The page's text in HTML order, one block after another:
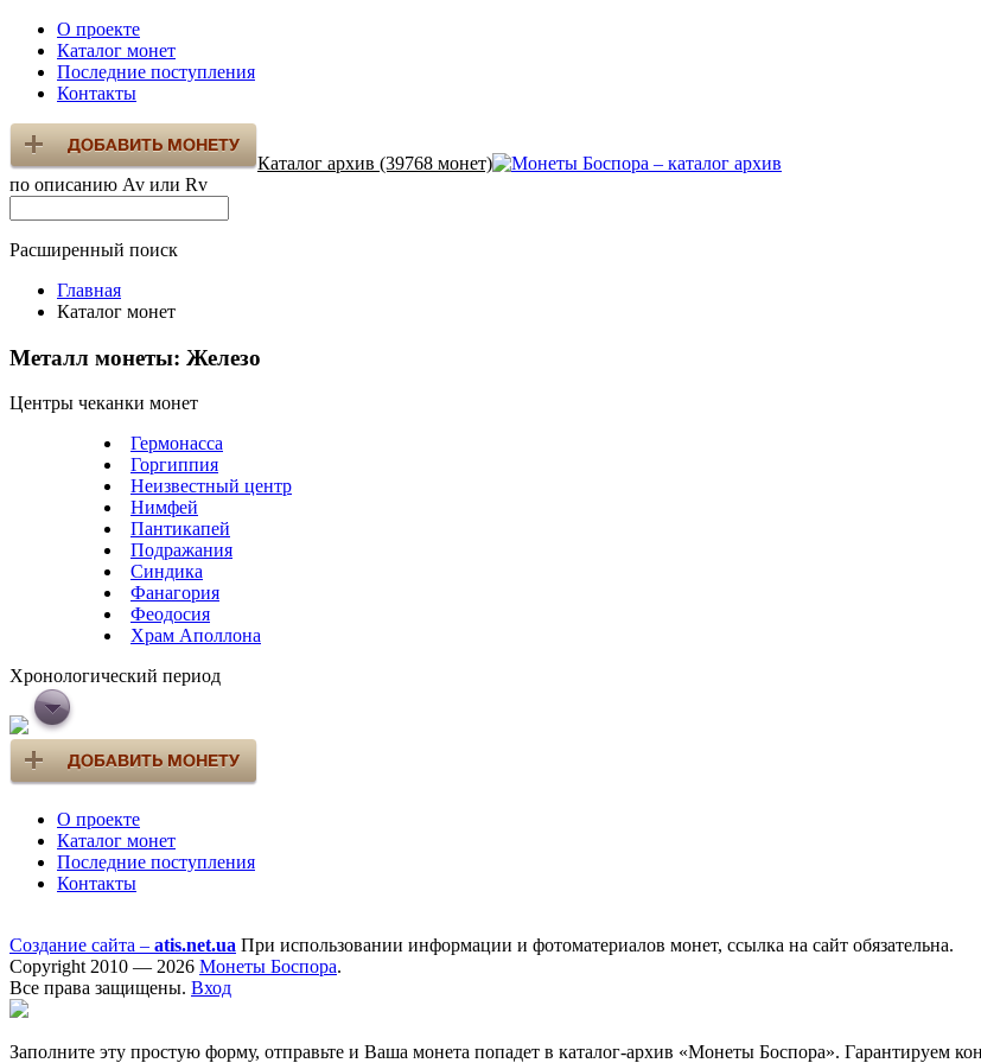
О проекте
Каталог монет
Последние поступления
Контакты
Каталог архив (39768 монет)
по описанию Av или Rv
Расширенный поиск
Главная
Каталог монет
Металл монеты: Железо
Центры чеканки монет
Гермонасса
Горгиппия
Неизвестный центр
Нимфей
Пантикапей
Подражания
Синдика
Фанагория
Феодосия
Храм Аполлона
Хронологический период
О проекте
Каталог монет
Последние поступления
Контакты
Создание сайта – atis.net.ua При использовании информации и фотоматериалов монет, ссылка на сайт обязательна.
Copyright 2010 — 2026 Монеты Боспора.
Все права защищены. Вход
Заполните эту простую форму, отправьте и Ваша монета попадет в каталог-архив «Монеты Боспора». Гарантируем